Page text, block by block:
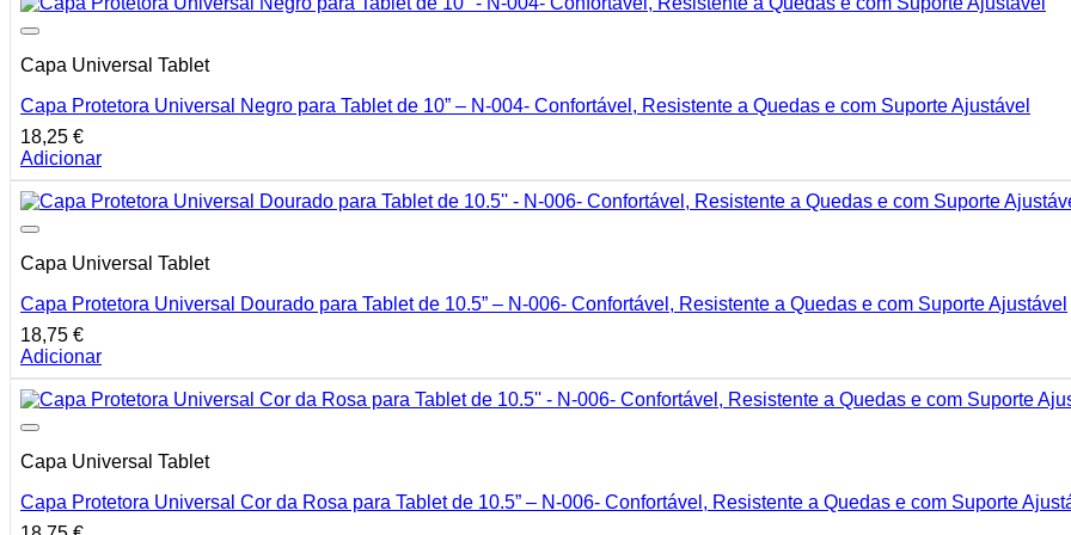
Capa Universal Tablet
Capa Protetora Universal Negro para Tablet de 10” – N-004- Confortável, Resistente a Quedas e com Suporte Ajustável
18,25 €
Adicionar
Capa Universal Tablet
Capa Protetora Universal Dourado para Tablet de 10.5” – N-006- Confortável, Resistente a Quedas e com Suporte Ajustável
18,75 €
Adicionar
Capa Universal Tablet
Capa Protetora Universal Cor da Rosa para Tablet de 10.5” – N-006- Confortável, Resistente a Quedas e com Suporte